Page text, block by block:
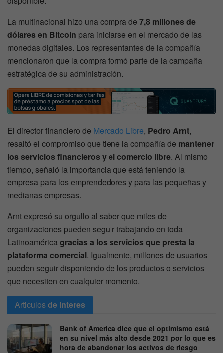
La multinacional hizo una compra de 7,8 millones de
dólares en Bitcoin para iniciarse en el mercado de las
monedas digitales. Los representantes de la compañía
mencionaron que la compra formó parte de la campaña
estratégica de su administración.
El director financiero de Mercado Libre, Pedro Arnt,
resaltó el compromiso que tiene la compañía de mantener
los servicios financieros y el comercio libre. Al mismo
tiempo, señaló la importancia que está teniendo la
empresa para los emprendedores y para las pequeñas y
medianas empresas.
Arnt expresó su orgullo al saber que miles de
organizaciones pueden seguir trabajando en toda
Latinoaméricagracias a los servicios que presta la
plataforma comercial. Igualmente, millones de usuarios
pueden seguir disponiendo de los productos o servicios
que necesiten en cualquier momento.
Articulosde interes
Bank of America dice que el optimismo está
en su nivel más alto desde 2021 por lo que es
hora de abandonar los activos de riesgo